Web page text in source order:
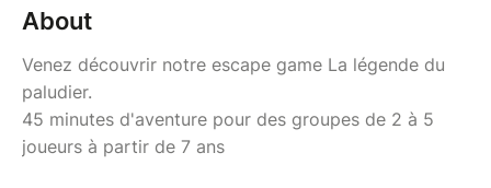
About
Venez découvrir notre escape game La légende du
paludier.
45 minutes d'aventure pour des groupes de 2 à 5
joueurs à partir de 7 ans